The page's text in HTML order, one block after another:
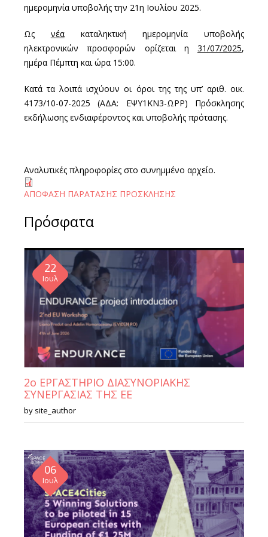
ημερομηνία υποβολής την 21η Ιουλίου 2025.
Ως νέακαταληκτική ημερομηνία υποβολής
ηλεκτρονικών προσφορών ορίζεται η 31/07/2025,
ημέρα Πέμπτη και ώρα 15:00.
Κατά τα λοιπά ισχύουν οι όροι της της υπ’ αριθ. οικ.
4173/10-07-2025 (ΑΔΑ: ΕΨΥ1ΚΝ3-ΩΡΡ) Πρόσκλησης
εκδήλωσης ενδιαφέροντος και υποβολής πρότασης.
Αναλυτικές πληροφορίες στο συνημμένο αρχείο.
ΑΠΟΦΑΣΗ ΠΑΡΑΤΑΣΗΣ ΠΡΟΣΚΛΗΣΗΣ
Πρόσφατα
22
Ιουλ
2ο ΕΡΓΑΣΤΗΡΙΟ ΔΙΑΣΥΝΟΡΙΑΚΗΣ
ΣΥΝΕΡΓΑΣΙΑΣ ΤΗΣ ΕΕ
by site_author
06
Ιουλ